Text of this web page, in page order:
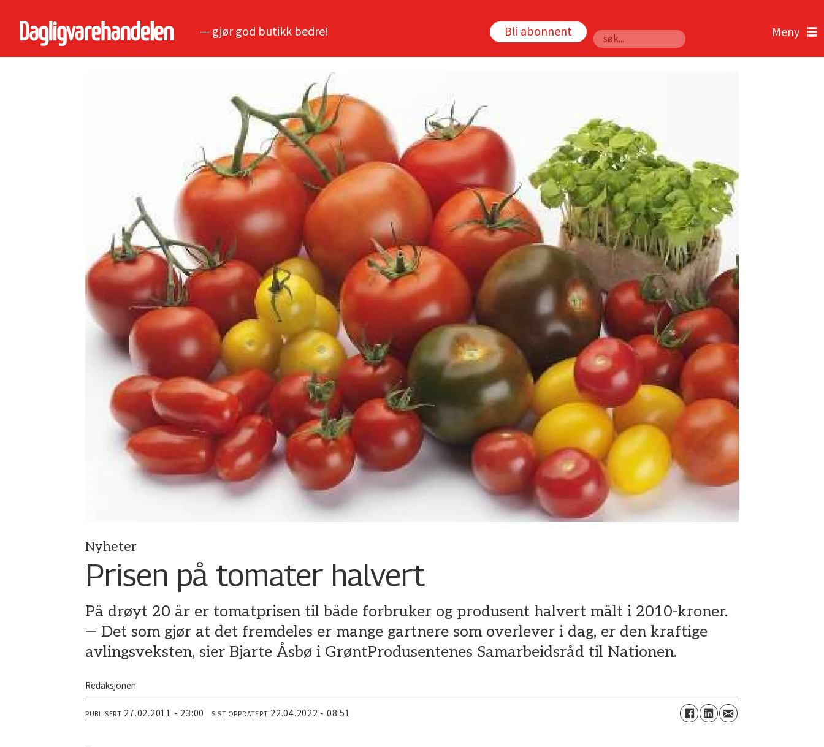
— gjør god butikk bedre! Bli abonnent
Søk
Nyheter
Prisen på tomater halvert
På drøyt 20 år er tomatprisen til både forbruker og produsent halvert målt i 2010-kroner.
— Det som gjør at det fremdeles er mange gartnere som overlever i dag, er den kraftige
avlingsveksten, sier Bjarte Åsbø i GrøntProdusentenes Samarbeidsråd til Nationen.
Redaksjonen
PUBLISERT 27.02.2011 - 23:00 SIST OPPDATERT 22.04.2022 - 08:51